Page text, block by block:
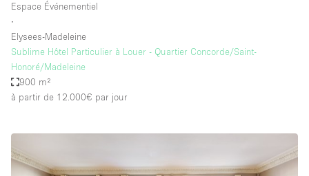
Espace Événementiel
∙
Elysees-Madeleine
Sublime Hôtel Particulier à Louer - Quartier Concorde/Saint-
Honoré/Madeleine
900 m²
à partir de 12.000€ par jour